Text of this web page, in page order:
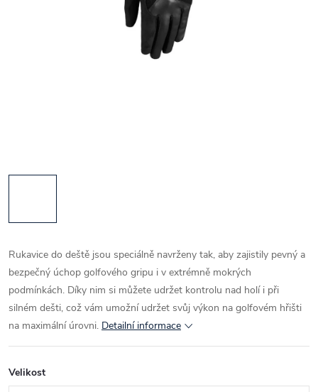
Rukavice do deště jsou speciálně navrženy tak, aby zajistily pevný a
bezpečný úchop golfového gripu i v extrémně mokrých
podmínkách. Díky nim si můžete udržet kontrolu nad holí i při
silném dešti, což vám umožní udržet svůj výkon na golfovém hřišti
na maximální úrovni. Detailní informace
Velikost